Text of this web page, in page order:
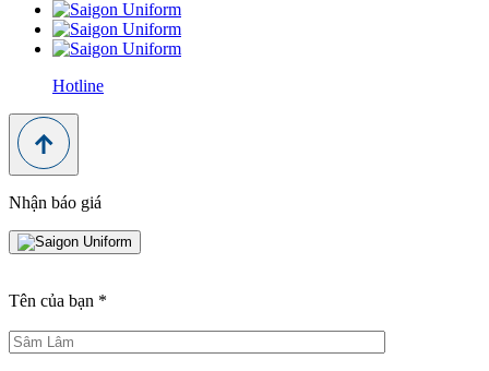
Hotline
Nhận báo giá
Tên của bạn *